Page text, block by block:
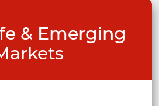
& Emerging